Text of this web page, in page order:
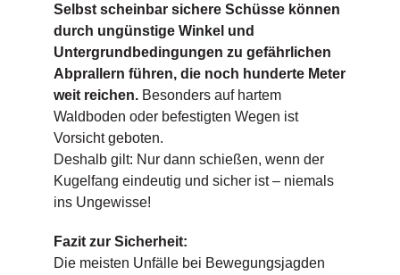
Selbst scheinbar sichere Schüsse können
durch ungünstige Winkel und
Untergrundbedingungen zu gefährlichen
Abprallern führen, die noch hunderte Meter
weit reichen.Besonders auf hartem
Waldboden oder befestigten Wegen ist
Vorsicht geboten.
Deshalb gilt: Nur dann schießen, wenn der
Kugelfang eindeutig und sicher ist – niemals
ins Ungewisse!
Fazit zur Sicherheit:
Die meisten Unfälle bei Bewegungsjagden